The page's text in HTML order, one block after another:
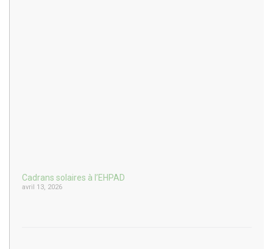
Cadrans solaires à l’EHPAD
avril 13, 2026